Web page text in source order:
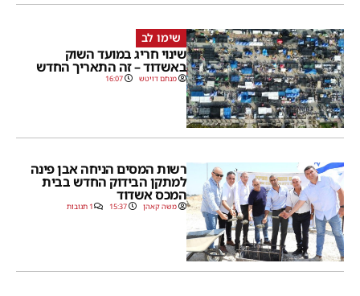
שימו לב
שינוי חריג במועד השוק
באשדוד – זה התאריך החדש
מנחם דויטש 16:07
רשות המסים הניחה אבן פינה
למתקן הבידוק החדש בבית
המכס אשדוד
משה קאהן 15:37 1 תגובות